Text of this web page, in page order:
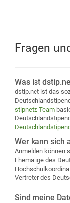
Fragen
Was ist
dstip.net ist das
stipnetz-Team
Wer kann sich
Anmelden können
Ehemalige des
Vertreter des
Sind meine